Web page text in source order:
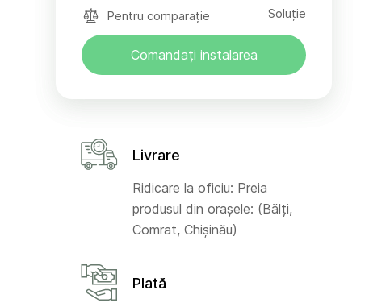
Pentru comparație Soluție
Comandați instalarea
Livrare
Ridicare la oficiu: Preia
produsul din orașele: (Bălți,
Comrat, Chișinău)
Plată